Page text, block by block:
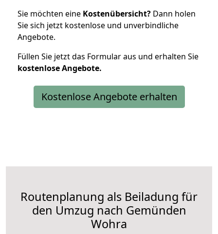
Sie möchten eine Kostenübersicht? Dann holen
Sie sich jetzt kostenlose und unverbindliche
Angebote.
Füllen Sie jetzt das Formular aus und erhalten Sie
kostenloseAngebote.
Kostenlose Angebote erhalten
Routenplanung als Beiladung für
den Umzug nach Gemünden
Wohra